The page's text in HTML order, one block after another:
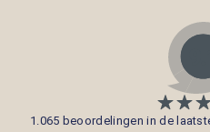
1.065 beoordelingen in de